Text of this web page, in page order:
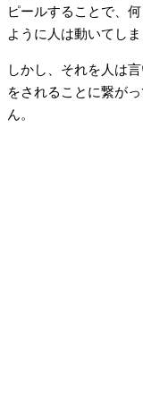
ピールすることで、
ように人は動いてしま
しかし、それを人は
をされることに繋が
ん。